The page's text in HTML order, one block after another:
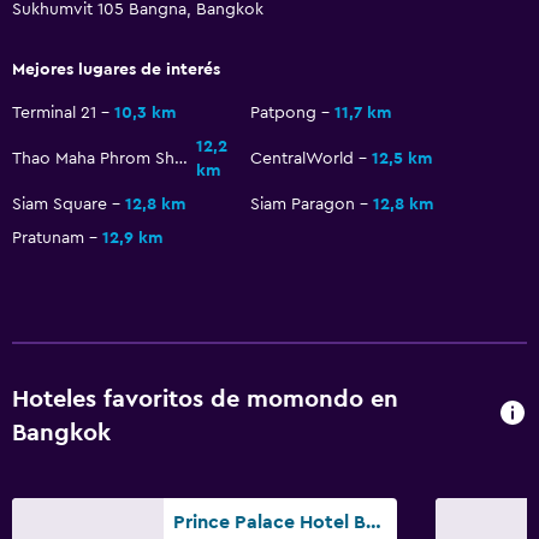
Máquina expendedora (bebidas)
Máquina expendedora (botanas)
Mesa de comedor
Áreas designadas para fumadores
Sukhumvit 105 Bangna, Bangkok
Mejores lugares de interés
Terminal 21 10,3 km Patpong 11,7 km
Thao Maha Phrom Shrine
12,2
km
CentralWorld 12,5 km
Siam Square 12,8 km Siam Paragon
12,8 km
Pratunam
12,9 km
Hoteles favoritos de momondo en
Bangkok
Prince Palace Hotel Bangkok